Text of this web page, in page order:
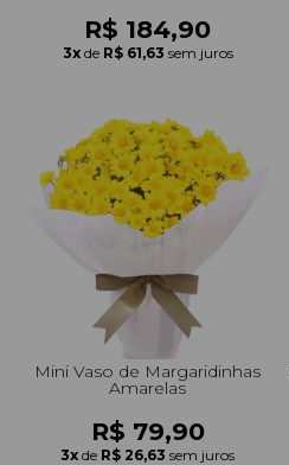
R$ 184,90
3x de R$ 61,63 sem juros
Mini Vaso de Margaridinhas
Amarelas
R$ 79,90
3x de R$ 26,63 sem juros